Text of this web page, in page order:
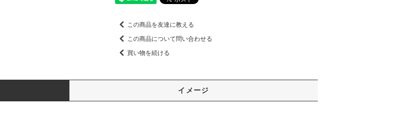
この商品を友達に教える
この商品について問い合わせる
買い物を続ける
イメージ